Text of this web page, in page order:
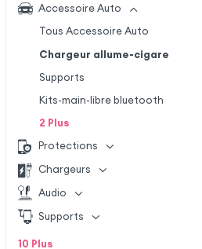
Accessoire Auto
Tous Accessoire Auto
Chargeur allume-cigare
Supports
Kits-main-libre bluetooth
2 Plus
Protections
Chargeurs
Audio
Supports
10 Plus